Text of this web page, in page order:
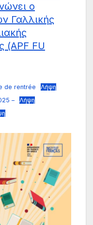
ο
Γαλλικής
(APF FU
de rentrée
Λήψη
–
Λήψη